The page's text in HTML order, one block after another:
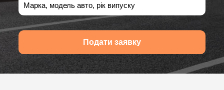
Марка, модель авто, рік випуску
Подати заявку